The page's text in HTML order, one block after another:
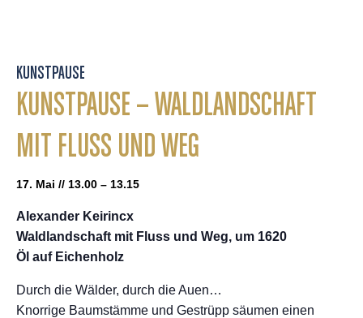
KUNSTPAUSE
KUNSTPAUSE – WALDLANDSCHAFT
MIT FLUSS UND WEG
17. Mai // 13.00 – 13.15
Alexander Keirincx
Waldlandschaft mit Fluss und Weg, um 1620
Öl auf Eichenholz
Durch die Wälder, durch die Auen…
Knorrige Baumstämme und Gestrüpp säumen einen